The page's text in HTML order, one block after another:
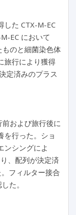
した CTX-M-EC
EC において
のと細菌染色体
旅行により獲得
定済みのプラス
および旅行後に
を行った。ショ
ンシングによ
、配列が決定済
フィルター接合
た。